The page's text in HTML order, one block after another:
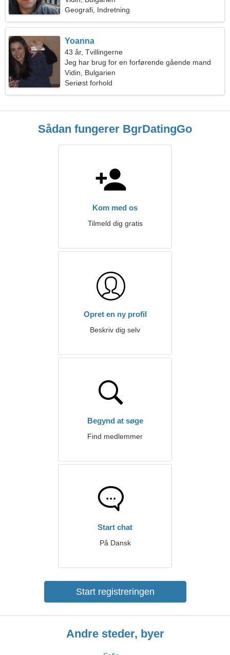
Geografi, Indretning
Yoanna
43 år, Tvillingerne
Jeg har brug for en forførende gående mand
Vidin, Bulgarien
Seriøst forhold
Sådan fungerer BgrDatingGo
Kom med os
Tilmeld dig gratis
Opret en ny profil
Beskriv dig selv
Begynd at søge
Find medlemmer
Start chat
På Dansk
Start registreringen
Andre steder, byer